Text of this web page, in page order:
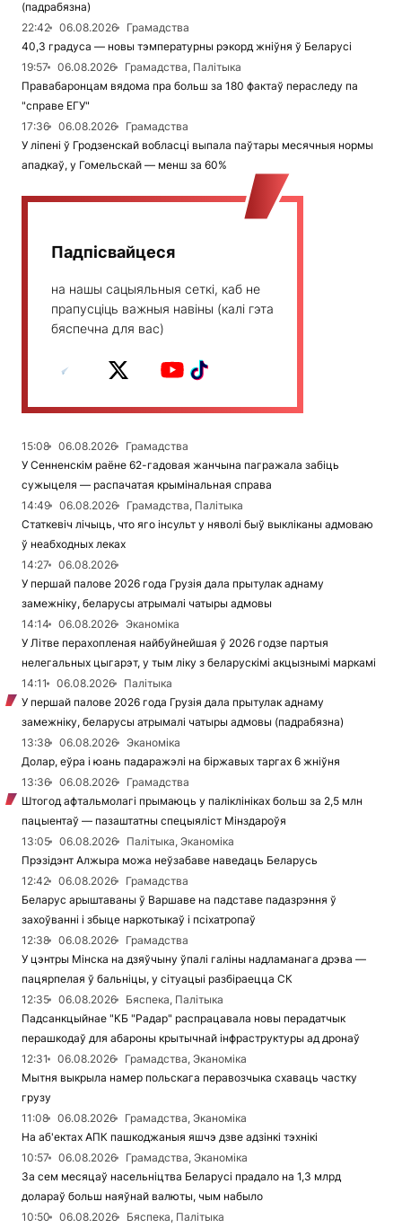
(падрабязна)
22:42
06.08.2026
Грамадства
40,3 градуса — новы тэмпературны рэкорд жніўня ў Беларусі
19:57
06.08.2026
Грамадства, Палітыка
Правабаронцам вядома пра больш за 180 фактаў пераследу па
"справе ЕГУ"
17:36
06.08.2026
Грамадства
У ліпені ў Гродзенскай вобласці выпала паўтары месячныя нормы
ападкаў, у Гомельскай — менш за 60%
Падпісвайцеся
на нашы сацыяльныя сеткі, каб не
прапусціць важныя навіны (калі гэта
бяспечна для вас)
15:08 06.08.2026
Грамадства
У Сенненскім раёне 62-гадовая жанчына пагражала забіць
сужыцеля — распачатая крымінальная справа
14:49
06.08.2026
Грамадства, Палітыка
Статкевіч лічыць, что яго інсульт у няволі быў выкліканы адмоваю
ў неабходных леках
14:27
06.08.2026
У першай палове 2026 года Грузія дала прытулак аднаму
замежніку, беларусы атрымалі чатыры адмовы
14:14
06.08.2026
Эканоміка
У Літве перахопленая найбуйнейшая ў 2026 годзе партыя
нелегальных цыгарэт, у тым ліку з беларускімі акцызнымі маркамі
14:11
06.08.2026
Палітыка
У першай палове 2026 года Грузія дала прытулак аднаму
замежніку, беларусы атрымалі чатыры адмовы (падрабязна)
13:38
06.08.2026
Эканоміка
Долар, еўра і юань падаражэлі на біржавых таргах 6 жніўня
13:36
06.08.2026
Грамадства
Штогод афтальмолагі прымаюць у паліклініках больш за 2,5 млн
пацыентаў — пазаштатны спецыяліст Мінздароўя
13:05
06.08.2026
Палітыка, Эканоміка
Прэзідэнт Алжыра можа неўзабаве наведаць Беларусь
12:42
06.08.2026
Грамадства
Беларус арыштаваны ў Варшаве на падставе падазрэння ў
захоўванні і збыце наркотыкаў і псіхатропаў
12:38
06.08.2026
Грамадства
У цэнтры Мінска на дзяўчыну ўпалі галіны надламанага дрэва —
пацярпелая ў бальніцы, у сітуацыі разбіраецца СК
12:35
06.08.2026
Бяспека, Палітыка
Падсанкцыйнае "КБ "Радар" распрацавала новы перадатчык
перашкодаў для абароны крытычнай інфраструктуры ад дронаў
12:31
06.08.2026
Грамадства, Эканоміка
Мытня выкрыла намер польскага перавозчыка схаваць частку
грузу
11:08
06.08.2026
Грамадства, Эканоміка
На аб'ектах АПК пашкоджаныя яшчэ дзве адзінкі тэхнікі
10:57
06.08.2026
Грамадства, Эканоміка
За сем месяцаў насельніцтва Беларусі прадало на 1,3 млрд
долараў больш наяўнай валюты, чым набыло
10:50
06.08.2026
Бяспека, Палітыка